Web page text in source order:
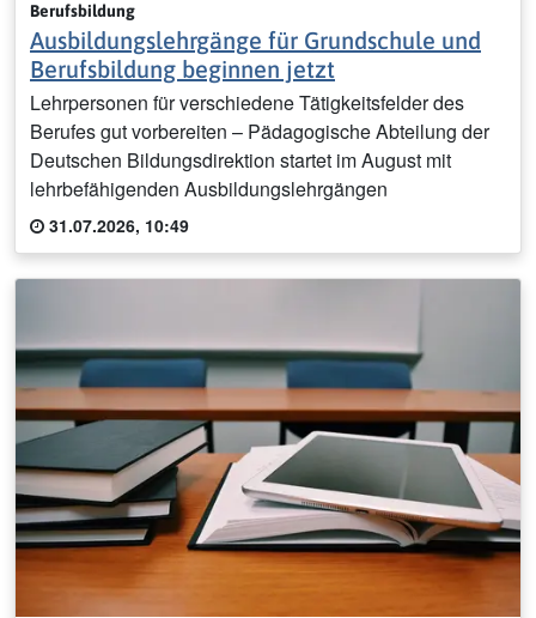
Berufsbildung
Ausbildungslehrgänge für Grundschule und
Berufsbildung beginnen jetzt
Lehrpersonen für verschiedene Tätigkeitsfelder des
Berufes gut vorbereiten – Pädagogische Abteilung der
Deutschen Bildungsdirektion startet im August mit
lehrbefähigenden Ausbildungslehrgängen
31.07.2026, 10:49